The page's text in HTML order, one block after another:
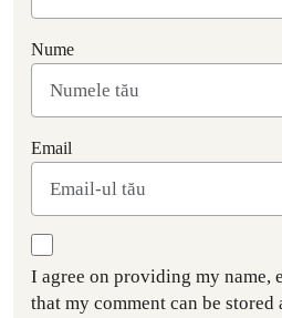
Nume
Email
I agree on providing my name,
that my comment can be